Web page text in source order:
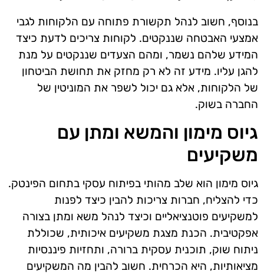
בנוסף, חשוב לנהל תקשורת פתוחה עם הלקוחות לגבי
אמצעי האבטחה שננקטים. לקוחות צריכים לדעת כיצד
המידע שלהם נשמר, ומהם הצעדים שננקטים על מנת
להגן עליו. מידע זה לא רק מחזק את תחושת הביטחון
של הלקוחות, אלא גם יכול לשפר את המוניטין של
החברה בשוק.
גיוס מימון והמשא ומתן עם
משקיעים
גיוס מימון הוא שלב מהותי בפיתוח עסקי בתחום הפינטק.
כדי להצליח, חברות צריכות להבין כיצד לפנות
למשקיעים פוטנציאליים וכיצד לנהל משא ומתן בצורה
אפקטיבית. הכנת מצגת משקיעים איכותית, שכוללת
ניתוח שוק, תוכנית עסקית ברורה, ותחזיות פיננסיות
מציאותיות, היא הכרחית. חשוב להבין מה המשקיעים